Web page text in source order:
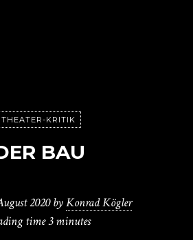
THEATER-KRITIK
BAU
2020 byKonrad Kögler
time3 minutes